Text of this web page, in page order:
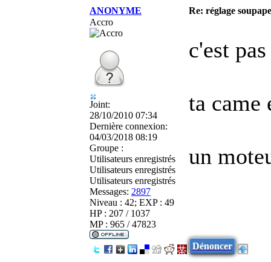
ANONYME
Re: réglage
Accro
Joint:
28/10/2010 07:34
Dernière connexion:
04/03/2018 08:19
Groupe :
Utilisateurs enregistrés
Utilisateurs enregistrés
Utilisateurs enregistrés
Messages: 2897
Niveau : 42; EXP : 49
HP : 207 / 1037
MP : 965 / 47823
c'est
ta came
un
Dénoncer